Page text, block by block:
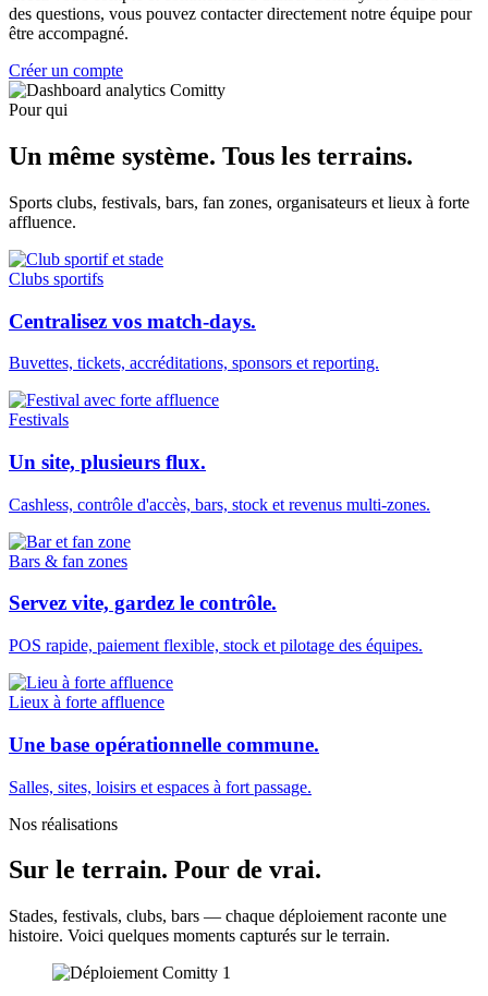
des questions, vous pouvez contacter directement notre équipe pour
être accompagné.
Créer un compte
Pour qui
Un même système. Tous les terrains.
Sports clubs, festivals, bars, fan zones, organisateurs et lieux à forte
affluence.
Clubs sportifs
Centralisez vos match-days.
Buvettes, tickets, accréditations, sponsors et reporting.
Festivals
Un site, plusieurs flux.
Cashless, contrôle d'accès, bars, stock et revenus multi-zones.
Bars & fan zones
Servez vite, gardez le contrôle.
POS rapide, paiement flexible, stock et pilotage des équipes.
Lieux à forte affluence
Une base opérationnelle commune.
Salles, sites, loisirs et espaces à fort passage.
Nos réalisations
Sur le terrain. Pour de vrai.
Stades, festivals, clubs, bars — chaque déploiement raconte une
histoire. Voici quelques moments capturés sur le terrain.